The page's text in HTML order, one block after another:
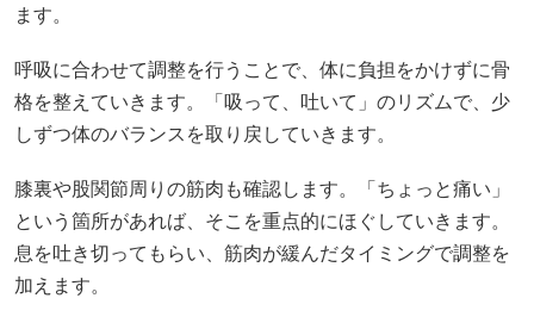
ます。
呼吸に合わせて調整を行うことで、体に負担をかけずに骨
格を整えていきます。「吸って、吐いて」のリズムで、少
しずつ体のバランスを取り戻していきます。
膝裏や股関節周りの筋肉も確認します。「ちょっと痛い」
という箇所があれば、そこを重点的にほぐしていきます。
息を吐き切ってもらい、筋肉が緩んだタイミングで調整を
加えます。